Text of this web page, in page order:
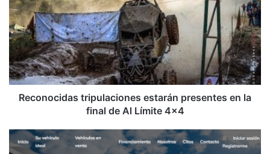
estarán
presentes
en
la
final
de
Al
Límite
Reconocidas tripulaciones estarán presentes en la
final de Al Límite 4x4
Star
Cars